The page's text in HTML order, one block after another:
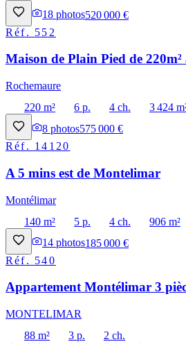
18 photos520 000 €
Réf. 552
Maison de Plain Pied de 220m²
Rochemaure
220 m²
6 p. 4 ch.
3 424
8 photos575 000 €
Réf. 14120
A 5 mins est de Montelimar
Montélimar
140 m²
5 p. 4 ch.
906 m²
14 photos185 000 €
Réf. 540
Appartement Montélimar 3
MONTELIMAR
88 m²
3 p.
2 ch.